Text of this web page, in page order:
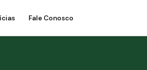
Fale Conosco